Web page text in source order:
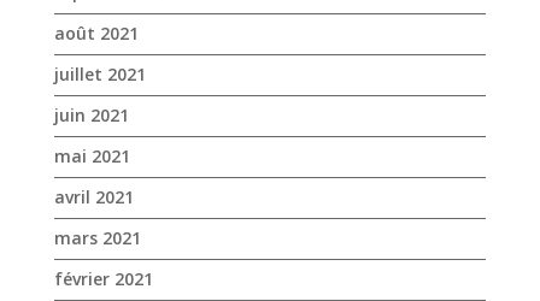
mars 2021
février 2021
janvier 2021
novembre 2020
octobre 2020
septembre 2020
août 2020